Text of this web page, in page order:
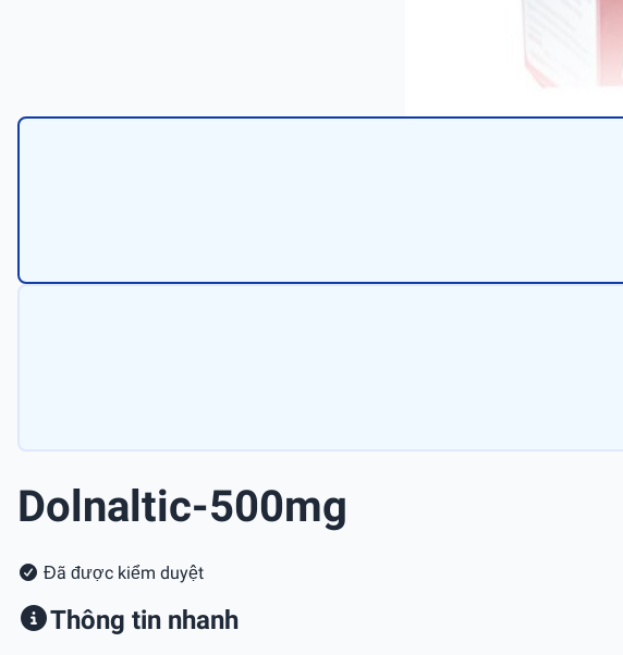
Dolnaltic-500mg
Đã được kiểm duyệt
Thông tin nhanh